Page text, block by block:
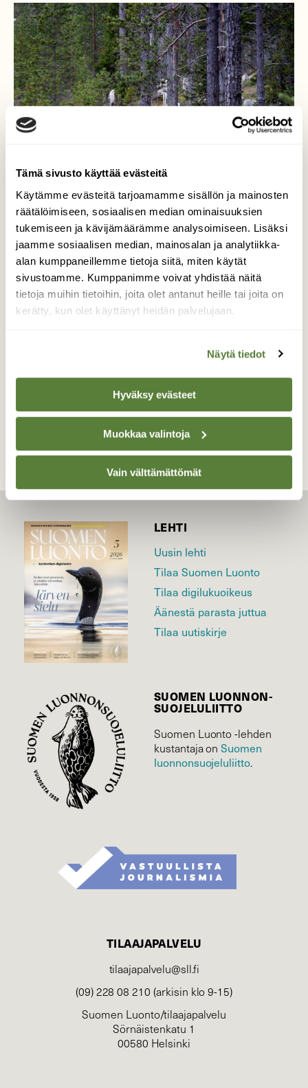
Tämä sivusto käyttää evästeitä
Käytämme evästeitä tarjoamamme sisällön ja mainosten
räätälöimiseen, sosiaalisen median ominaisuuksien
tukemiseen ja kävijämäärämme analysoimiseen. Lisäksi
jaamme sosiaalisen median, mainosalan ja analytiikka-
alan kumppaneillemme tietoja siitä, miten käytät
sivustoamme. Kumppanimme voivat yhdistää näitä
tietoja muihin tietoihin, joita olet antanut heille tai joita on
kerätty, kun olet käyttänyt heidän palvelujaan.
Näytä tiedot
Hyväksy evästeet
Muokkaa valintoja
Vain välttämättömät
Poron maisemaa
pellolaisessa vaaramaisemassa.
TAKAISIN LISTAAN
LEHTI
Uusin lehti
Tilaa Suomen Luonto
Tilaa digilukuoikeus
Äänestä parasta juttua
Tilaa uutiskirje
SUOMEN LUONNON­
SUOJELU­LIITTO
Suomen Luonto -lehden
kustantaja onSuomen
luonnonsuojelu­liitto.
TILAAJAPALVELU
tilaajapalvelu@sll.fi
(09) 228 08 210 (arkisin klo 9-15)
Suomen Luonto/tilaajapalvelu
Sörnäistenkatu 1
00580 Helsinki